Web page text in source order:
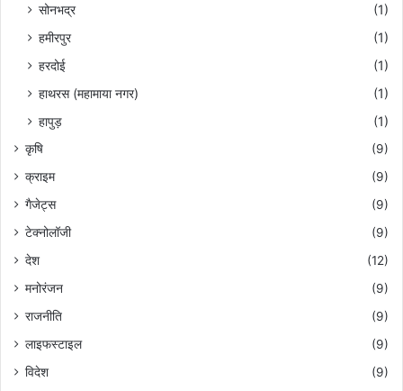
सोनभद्र
(1)
हमीरपुर
(1)
हरदोई
(1)
हाथरस (महामाया नगर)
(1)
हापुड़
(1)
कृषि
(9)
क्राइम
(9)
गैजेट्स
(9)
टेक्नोलॉजी
(9)
देश
(12)
मनोरंजन
(9)
राजनीति
(9)
लाइफस्टाइल
(9)
विदेश
(9)